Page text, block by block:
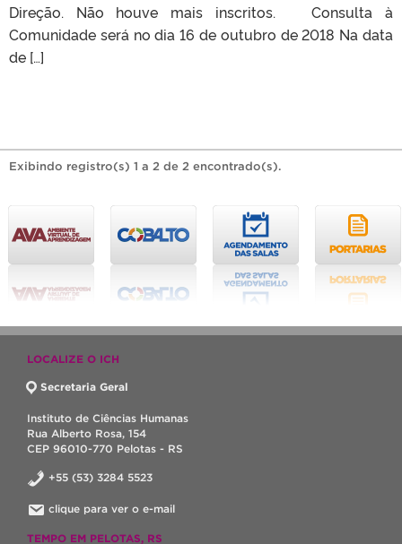
Direção. Não houve mais inscritos. Consulta à
Comunidade será no dia 16 de outubro de 2018 Na data
de […]
Exibindo registro(s) 1 a 2 de 2 encontrado(s).
LOCALIZE O ICH
Secretaria Geral
Instituto de Ciências Humanas
Rua Alberto Rosa, 154
CEP 96010-770 Pelotas - RS
+55 (53) 3284 5523
clique para ver o e-mail
TEMPO EM PELOTAS, RS